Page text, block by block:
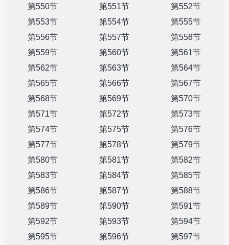
第550节
第551节
第552节
第553节
第554节
第555节
第556节
第557节
第558节
第559节
第560节
第561节
第562节
第563节
第564节
第565节
第566节
第567节
第568节
第569节
第570节
第571节
第572节
第573节
第574节
第575节
第576节
第577节
第578节
第579节
第580节
第581节
第582节
第583节
第584节
第585节
第586节
第587节
第588节
第589节
第590节
第591节
第592节
第593节
第594节
第595节
第596节
第597节